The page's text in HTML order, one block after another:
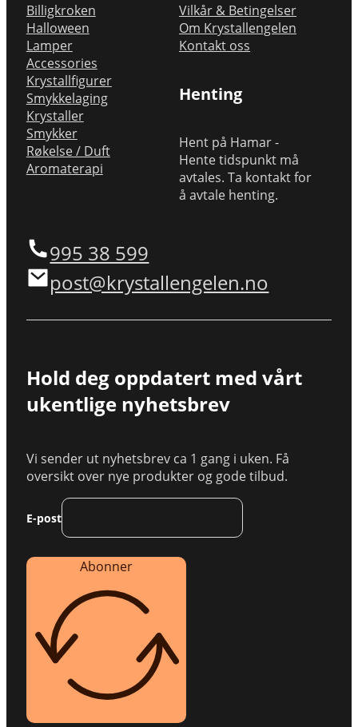
Billigkroken
Halloween
Lamper
Accessories
Krystallfigurer
Smykkelaging
Krystaller
Smykker
Røkelse / Duft
Aromaterapi
Vilkår & Betingelser
Om Krystallengelen
Kontakt oss
Henting
Hent på Hamar -
Hente tidspunkt må
avtales. Ta kontakt for
å avtale henting.
995 38 599
post@krystallengelen.no
Hold deg oppdatert med vårt
ukentlige nyhetsbrev
Vi sender ut nyhetsbrev ca 1 gang i uken. Få
oversikt over nye produkter og gode tilbud.
E-post
Abonner